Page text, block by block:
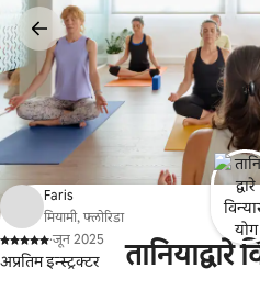
कंटेंटवर
जा
तानियाद्वारे
Faris
मियामी, फ्लोरिडा
,
·जून 2025
अप्रतिम इन्स्ट्रक्टर